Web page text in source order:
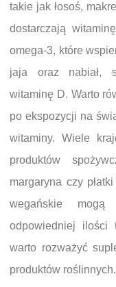
takie jak łosoś,
dostarczają
omega-3, które
jaja oraz nabiał,
witaminę D. Warto
po ekspozycji na
witaminy. Wiele
produktów
margaryna czy
wegańskie
odpowiedniej ilości
warto rozważyć
produktów roślinnych.